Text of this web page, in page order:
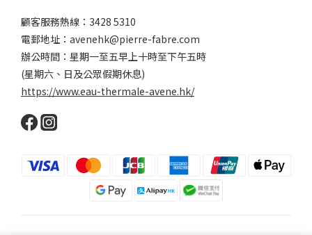
顧客服務熱線：3428 5310
電郵地址：avenehk@pierre-fabre.com
辦公時間：星期一至五早上十時至下午五時
(星期六、日及公眾假期休息)
https://www.eau-thermale-avene.hk/